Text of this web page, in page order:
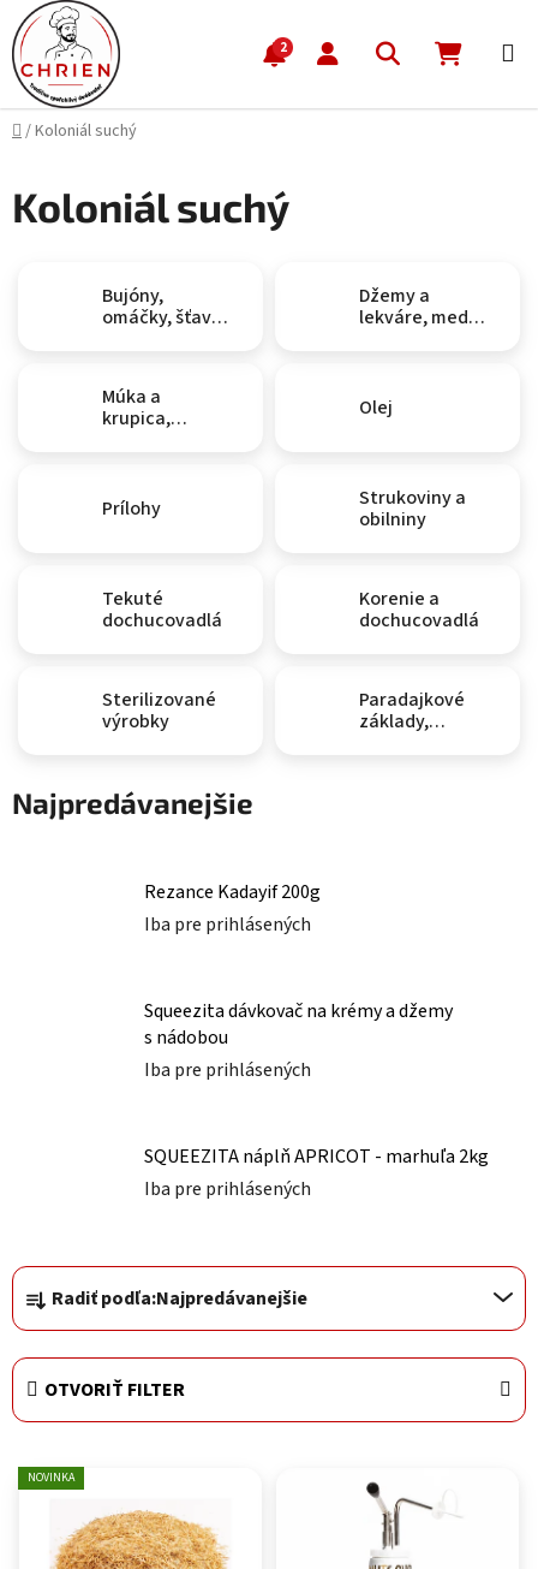
Prejsť na obsah
2 Hľadať
Domov
/Koloniál suchý
Koloniál suchý
Bujóny,
omáčky, šťavy,
Džemy a
lekváre, med,
Múka a
krupica,
Olej
Prílohy
Strukoviny a
obilniny
Tekuté
dochucovadlá
Korenie a
dochucovadlá
Sterilizované
výrobky
Paradajkové
základy,
Najpredávanejšie
Rezance Kadayif 200g
Iba pre prihlásených
Squeezita dávkovač na krémy a džemy
s nádobou
Iba pre prihlásených
SQUEEZITA náplň APRICOT - marhuľa 2kg
Iba pre prihlásených
Radenie produktov
Radiť podľa:Najpredávanejšie
OTVORIŤ FILTER
Výpis produktov
NOVINKA